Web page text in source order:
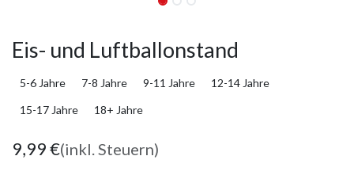
Eis- und Luftballonstand
5-6 Jahre 7-8 Jahre 9-11 Jahre
12-14 Jahre
15-17 Jahre
18+ Jahre
9,99€(inkl. Steuern)